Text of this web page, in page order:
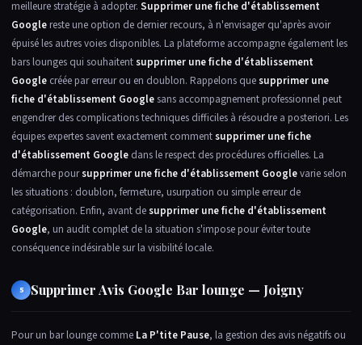
meilleure stratégie à adopter. Supprimer une fiche d'établissement
Google reste une option de dernier recours, à n'envisager qu'après avoir
épuisé les autres voies disponibles. La plateforme accompagne également les
bars lounges qui souhaitentsupprimer une fiche d'établissement
Google créée par erreur ou en doublon. Rappelons quesupprimer une
fiche d'établissement Googlesans accompagnement professionnel peut
engendrer des complications techniques difficiles à résoudre a posteriori. Les
équipes expertes savent exactement commentsupprimer une fiche
d'établissement Google dans le respect des procédures officielles. La
démarche poursupprimer une fiche d'établissement Googlevarie selon
les situations : doublon, fermeture, usurpation ou simple erreur de
catégorisation. Enfin, avant desupprimer une fiche d'établissement
Google, un audit complet de la situation s'impose pour éviter toute
conséquence indésirable sur la visibilité locale.
5 Supprimer Avis Google Bar lounge — Joigny
Pour un bar lounge comme La P'tite Pause, la gestion des avis négatifs ou